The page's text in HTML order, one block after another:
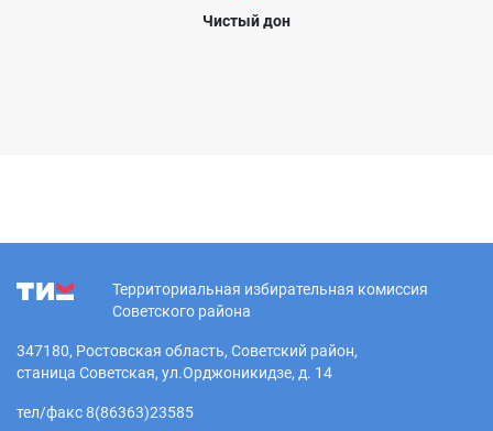
Чистый дон
Территориальная избирательная комиссия
Советского района
347180, Ростовская область, Советский район,
станица Советская, ул.Орджоникидзе, д. 14
тел/факс 8(86363)23585